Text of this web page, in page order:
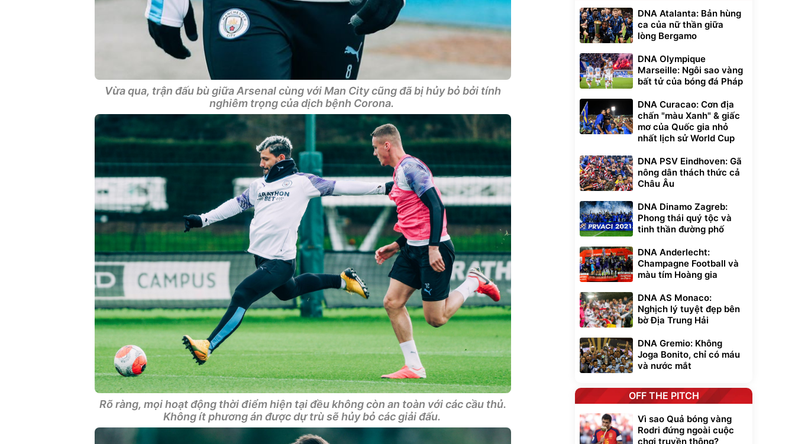
Vừa qua, trận đấu bù giữa Arsenal cùng với Man City cũng đã bị hủy bỏ bởi tính
nghiêm trọng của dịch bệnh Corona.
Rõ ràng, mọi hoạt động thời điểm hiện tại đều không còn an toàn với các cầu thủ.
Không ít phương án được dự trù sẽ hủy bỏ các giải đấu.
DNA Atalanta: Bản hùng
ca của nữ thần giữa
lòng Bergamo
DNA Olympique
Marseille: Ngôi sao vàng
bất tử của bóng đá Pháp
DNA Curacao: Cơn địa
chấn "màu Xanh" & giấc
mơ của Quốc gia nhỏ
nhất lịch sử World Cup
DNA PSV Eindhoven: Gã
nông dân thách thức cả
Châu Âu
DNA Dinamo Zagreb:
Phong thái quý tộc và
tinh thần đường phố
DNA Anderlecht:
Champagne Football và
màu tím Hoàng gia
DNA AS Monaco:
Nghịch lý tuyệt đẹp bên
bờ Địa Trung Hải
DNA Gremio: Không
Joga Bonito, chỉ có máu
và nước mắt
OFF THE PITCH
Vì sao Quả bóng vàng
Rodri đứng ngoài cuộc
chơi truyền thông?